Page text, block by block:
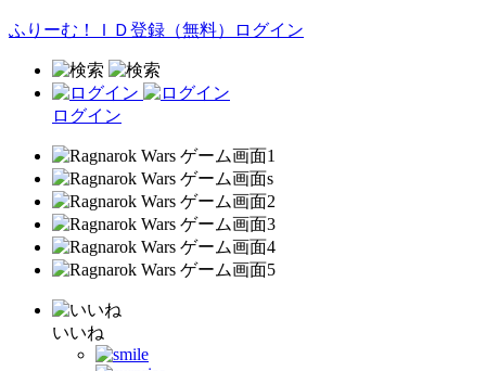
ふりーむ！ＩＤ登録（無料） ログイン
ログイン
いいね